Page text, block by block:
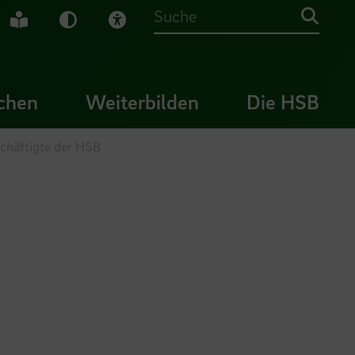
Gebärdensprache
Leichte Sprache
Dunkel-Modus
Visuelle Hilfe
Suche
Weiterbilden Die HSB